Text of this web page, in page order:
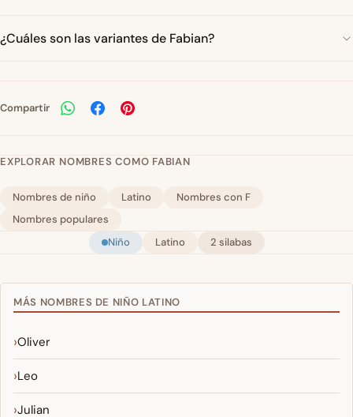
¿Cuáles son las variantes de Fabian?
Compartir
EXPLORAR NOMBRES COMO FABIAN
Nombres de niño Latino
Nombres con F
Nombres populares
Niño
Latino 2 silabas
MÁS NOMBRES DE NIÑO LATINO
Oliver
Leo
Julian